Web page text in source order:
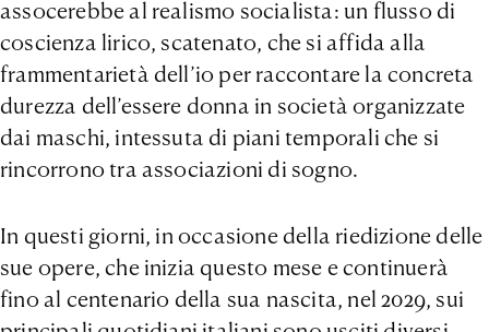
assocerebbe al realismo socialista: un flusso di
coscienza lirico, scatenato, che si affida alla
frammentarietà dell’io per raccontare la concreta
durezza dell’essere donna in società organizzate
dai maschi, intessuta di piani temporali che si
rincorrono tra associazioni di sogno.
In questi giorni, in occasione della riedizione delle
sue opere, che inizia questo mese e continuerà
fino al centenario della sua nascita, nel 2029, sui